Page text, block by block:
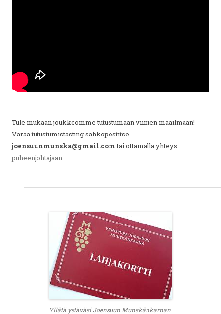
Tule mukaan joukkoomme tutustumaan viinien maailmaan!
Varaa tutustumistasting sähköpostitse
joensuunmunska@gmail.comtai ottamalla yhteys
puheenjohtajaan.
Yllätä ystäväsi Joensuun Munskänkarnan